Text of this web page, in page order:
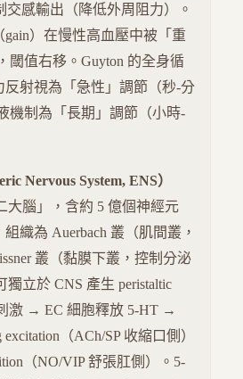
交感輸出（降低外周阻力）。
gain）在慢性高血壓中被「重
閾值右移。Guyton 的全身循
反射視為「急性」調節（秒-分
機制為「長期」調節（小時-
Nervous System, ENS）
大腦」，含約 5 億個神經元
組織為 Auerbach 叢（肌間叢，
叢（黏膜下叢，控制分泌
獨立於 CNS 產生 peristaltic
激 → EC 細胞釋放 5-HT →
（ACh/SP 收縮口側）
（NO/VIP 舒張肛側）。5-